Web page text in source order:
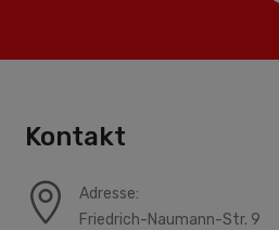
Kontakt
Adresse:
Friedrich-Naumann-Str. 9